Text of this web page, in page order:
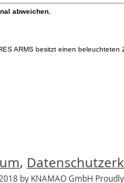
abweichen.
ARMS besitzt einen
by KNAMAO GmbH
,